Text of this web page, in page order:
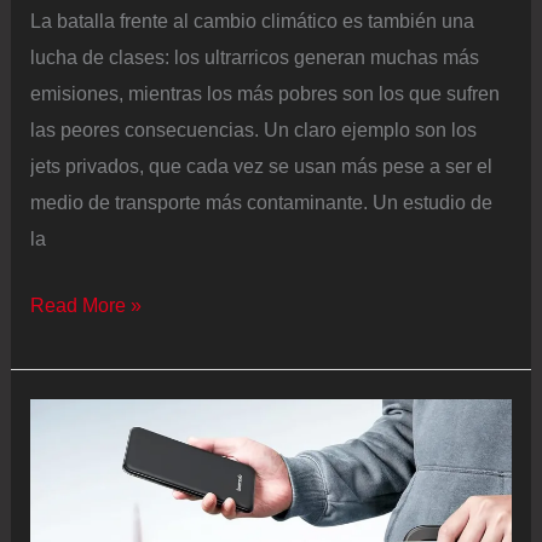
La batalla frente al cambio climático es también una
lucha de clases: los ultrarricos generan muchas más
emisiones, mientras los más pobres son los que sufren
las peores consecuencias. Un claro ejemplo son los
jets privados, que cada vez se usan más pese a ser el
medio de transporte más contaminante. Un estudio de
la
Cada
privado
Read More »